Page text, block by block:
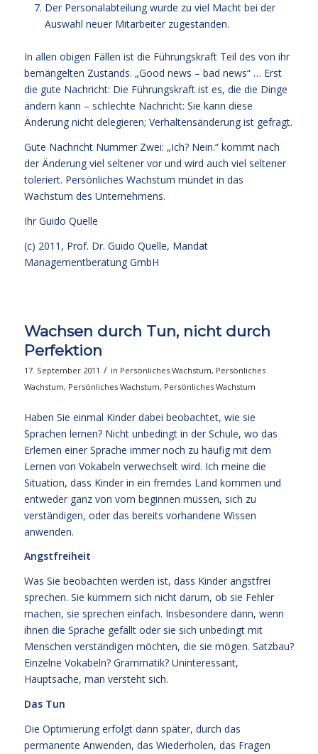
Der Personalabteilung wurde zu viel Macht bei der
Auswahl neuer Mitarbeiter zugestanden.
In allen obigen Fällen ist die Führungskraft Teil des von ihr
bemängelten Zustands. „Good news – bad news“ … Erst
die gute Nachricht: Die Führungskraft ist es, die die Dinge
ändern kann – schlechte Nachricht: Sie kann diese
Änderung nicht delegieren; Verhaltensänderung ist gefragt.
Gute Nachricht Nummer Zwei: „Ich? Nein.“ kommt nach
der Änderung viel seltener vor und wird auch viel seltener
toleriert. Persönliches Wachstum mündet in das
Wachstum des Unternehmens.
Ihr Guido Quelle
(c) 2011, Prof. Dr. Guido Quelle, Mandat
Managementberatung GmbH
Wachsen durch Tun, nicht durch
Perfektion
17. September 2011 / in Persönliches Wachstum, Persönliches
Wachstum, Persönliches Wachstum, Persönliches Wachstum
Haben Sie einmal Kinder dabei beobachtet, wie sie
Sprachen lernen? Nicht unbedingt in der Schule, wo das
Erlernen einer Sprache immer noch zu häufig mit dem
Lernen von Vokabeln verwechselt wird. Ich meine die
Situation, dass Kinder in ein fremdes Land kommen und
entweder ganz von vorn beginnen müssen, sich zu
verständigen, oder das bereits vorhandene Wissen
anwenden.
Angstfreiheit
Was Sie beobachten werden ist, dass Kinder angstfrei
sprechen. Sie kümmern sich nicht darum, ob sie Fehler
machen, sie sprechen einfach. Insbesondere dann, wenn
ihnen die Sprache gefällt oder sie sich unbedingt mit
Menschen verständigen möchten, die sie mögen. Satzbau?
Einzelne Vokabeln? Grammatik? Uninteressant,
Hauptsache, man versteht sich.
Das Tun
Die Optimierung erfolgt dann später, durch das
permanente Anwenden, das Wiederholen, das Fragen